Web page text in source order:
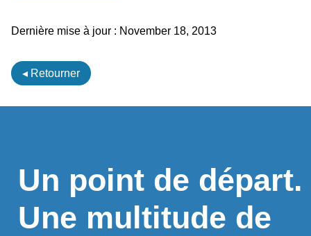
Dernière mise à jour : November 18, 2013
◂ Retourner
Un point de départ.
Une multitude de